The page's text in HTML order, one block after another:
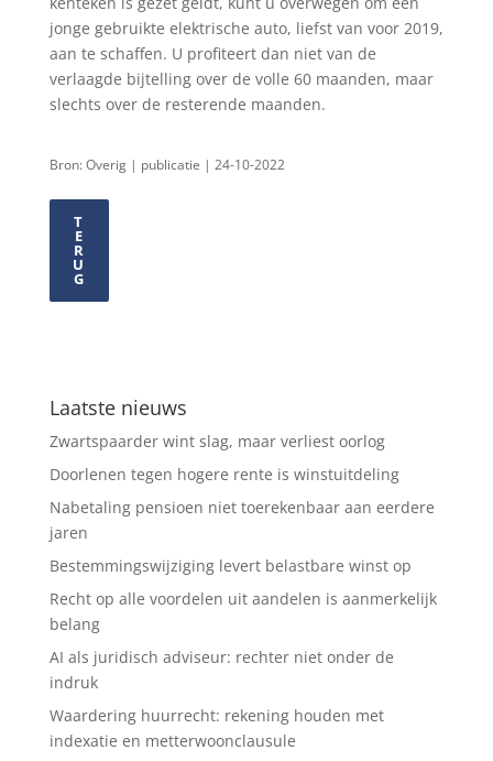
jonge gebruikte elektrische auto, liefst van voor 2019,
aan te schaffen. U profiteert dan niet van de
verlaagde bijtelling over de volle 60 maanden, maar
slechts over de resterende maanden.
Bron: Overig | publicatie | 24-10-2022
T
E
R
U
G
Laatste nieuws
Zwartspaarder wint slag, maar verliest oorlog
Doorlenen tegen hogere rente is winstuitdeling
Nabetaling pensioen niet toerekenbaar aan eerdere
jaren
Bestemmingswijziging levert belastbare winst op
Recht op alle voordelen uit aandelen is aanmerkelijk
belang
AI als juridisch adviseur: rechter niet onder de
indruk
Waardering huurrecht: rekening houden met
indexatie en metterwoonclausule